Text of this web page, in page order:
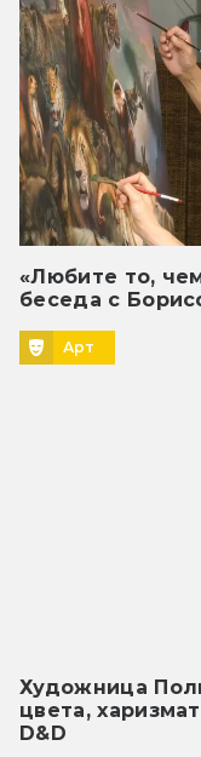
«Любите то,
беседа с
Арт
Художница
цвета,
D&D